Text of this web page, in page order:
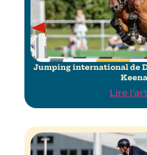
Jumping international de
Lire